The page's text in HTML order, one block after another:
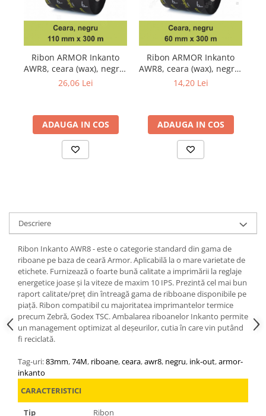
Ribon ARMOR Inkanto
AWR8, ceara (wax), negru,
110mmX300M, OUT
26,06 Lei
ADAUGA IN COS
Ribon ARMOR Inkanto
AWR8, ceara (wax), negru,
60mmX300M, OUT
14,20 Lei
ADAUGA IN COS
Descriere
Ribon Inkanto AWR8 - este o categorie standard din gama de
riboane pe baza de ceară Armor. Aplicabilă la o mare varietate de
etichete. Furnizează o foarte bună calitate a imprimării la reglaje
energetice joase și la viteze de maxim 10 IPS. Prezintă cel mai bun
raport calitate/preț din întreagă gama de ribboane disponibile pe
piață. Ribon compatibil cu majoritatea imprimantelor termice
precum Zebră, Godex TSC. Ambalarea riboanelor Inkanto permite
un management optimizat al deșeurilor, cutia în care vin putând
fi reciclată.
Tag-uri:83mm,74M, riboane,ceara,awr8, negru, ink-out,armor-
inkanto
CARACTERISTICI
Tip Ribon